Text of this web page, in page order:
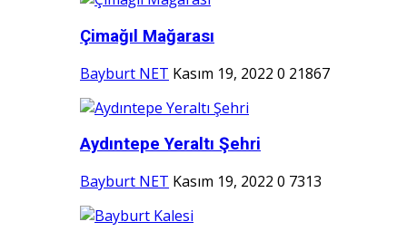
Çimağıl Mağarası
Bayburt NET Kasım 19, 2022 0 21867
Aydıntepe Yeraltı Şehri
Bayburt NET Kasım 19, 2022 0 7313